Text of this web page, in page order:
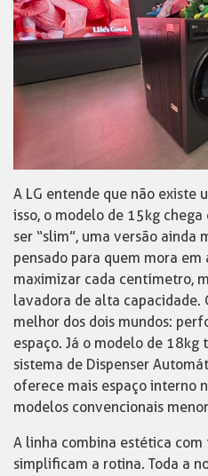
A LG entende que não existe
isso, o modelo de 15kg
ser “slim”, uma versão ainda
pensado para quem mora
maximizar cada centímetro,
lavadora de alta capacidade.
melhor dos dois mundos:
espaço. Já o modelo de 18kg
sistema de Dispenser
oferece mais espaço interno
modelos convencionais
A linha combina estética
simplificam a rotina. Toda a